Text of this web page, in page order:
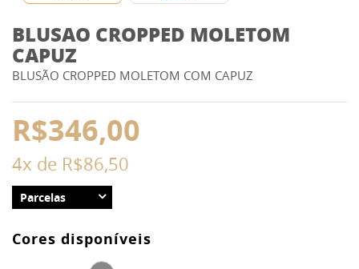
BLUSAO CROPPED MOLETOM
CAPUZ
BLUSÃO CROPPED MOLETOM COM CAPUZ
R$346,00
4x de R$86,50
Parcelas
Cores disponíveis